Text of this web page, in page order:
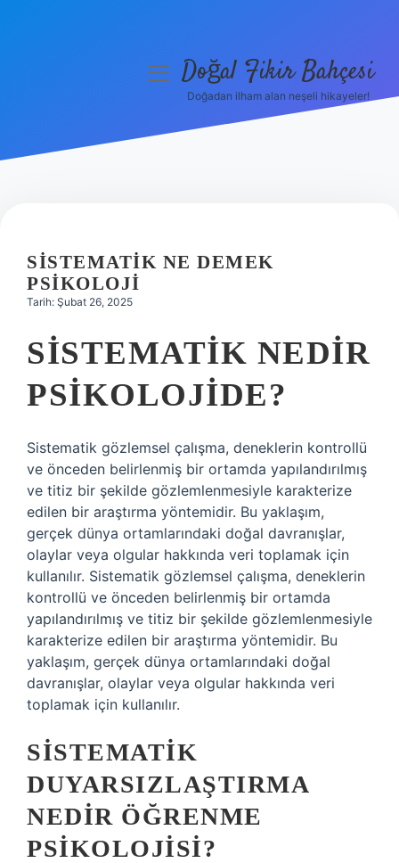
Hakkımızda
menüyüDoğal Fikir Bahçesi
Doğadan ilham alan neşeli hikayeler!
SISTEMATIK NE DEMEK
PSIKOLOJI
Tarih: Şubat 26, 2025
SISTEMATIK NEDIR
PSIKOLOJIDE?
Sistematik gözlemsel çalışma, deneklerin kontrollü
ve önceden belirlenmiş bir ortamda yapılandırılmış
ve titiz bir şekilde gözlemlenmesiyle karakterize
edilen bir araştırma yöntemidir. Bu yaklaşım,
gerçek dünya ortamlarındaki doğal davranışlar,
olaylar veya olgular hakkında veri toplamak için
kullanılır. Sistematik gözlemsel çalışma, deneklerin
kontrollü ve önceden belirlenmiş bir ortamda
yapılandırılmış ve titiz bir şekilde gözlemlenmesiyle
karakterize edilen bir araştırma yöntemidir. Bu
yaklaşım, gerçek dünya ortamlarındaki doğal
davranışlar, olaylar veya olgular hakkında veri
toplamak için kullanılır.
SISTEMATIK
DUYARSIZLAŞTIRMA
NEDIR ÖĞRENME
PSIKOLOJISI?